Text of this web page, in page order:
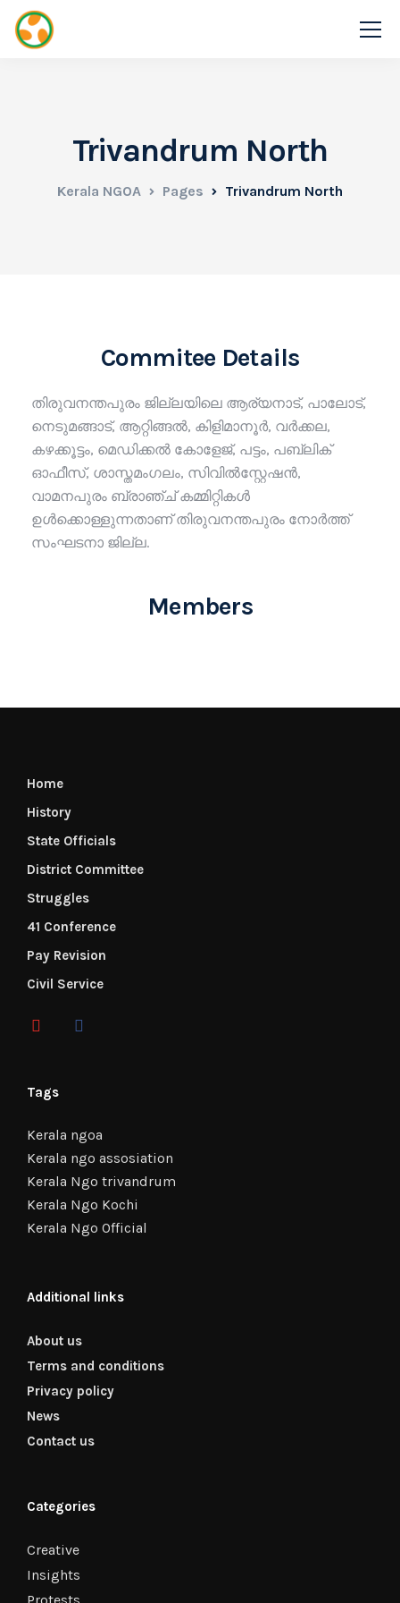
Trivandrum North
Kerala NGOA Pages Trivandrum North
Commitee Details
തിരുവനന്തപുരം ജില്ലയിലെ ആര്യനാട്, പാലോട്,
നെടുമങ്ങാട്, ആറ്റിങ്ങൽ, കിളിമാനൂർ, വർക്കല,
കഴക്കൂട്ടം, മെഡിക്കൽ കോളേജ്, പട്ടം, പബ്ലിക്
ഓഫീസ്, ശാസ്തമംഗലം, സിവിൽസ്റ്റേഷൻ,
വാമനപുരം ബ്രാഞ്ച് കമ്മിറ്റികൾ
ഉൾക്കൊള്ളുന്നതാണ് തിരുവനന്തപുരം നോർത്ത്
സംഘടനാ ജില്ല.
Members
Home
History
State Officials
District Committee
Struggles
41 Conference
Pay Revision
Civil Service
Tags
Kerala ngoa
Kerala ngo assosiation
Kerala Ngo trivandrum
Kerala Ngo Kochi
Kerala Ngo Official
Additional links
About us
Terms and conditions
Privacy policy
News
Contact us
Categories
Creative
Insights